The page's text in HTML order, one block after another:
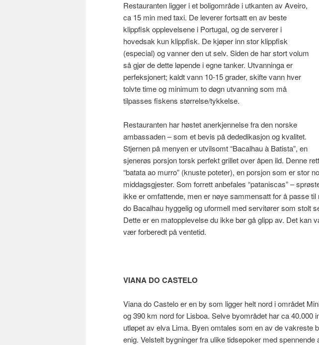
Restauranten ligger i et boligområde i utkanten av Aveiro,
ca 15 min med taxi. De leverer fortsatt en av beste
klippfisk opplevelsene i Portugal, og de serverer i
hovedsak kun klippfisk. De kjøper inn stor klippfisk
(especial) og vanner den ut selv. Siden de har stort volum
så gjør de dette løpende i egne tanker. Utvanninga er
perfeksjonert; kaldt vann 10-15 grader, skifte vann hver
tolvte time og minimum to døgn utvanning som må
tilpasses fiskens størrelse/tykkelse.
Restauranten har høstet anerkjennelse fra den norske
ambassaden – som et bevis på dededikasjon og kvalitet.
Stjernen på menyen er utvilsomt “Bacalhau à Batista”, en
sjenerøs porsjon torsk perfekt grillet over åpen ild. Denne
“batata ao murro” (knuste poteter), en porsjon som er stor
middagsgjester. Som forrett anbefales “pataniscas” –
ikke er omfattende, men er nøye sammensatt for å passe
do Bacalhau hyggelig og uformell med servitører som stolt
Dette er en matopplevelse du ikke bør gå glipp av. Det kan
vær forberedt på ventetid.
VIANA DO CASTELO
Viana do Castelo er en by som ligger helt nord i området
og 390 km nord for Lisboa. Selve byområdet har ca 40.000
utløpet av elva Lima. Byen omtales som en av de vakreste
enig. Velstelt bygninger fra ulike tidsepoker med